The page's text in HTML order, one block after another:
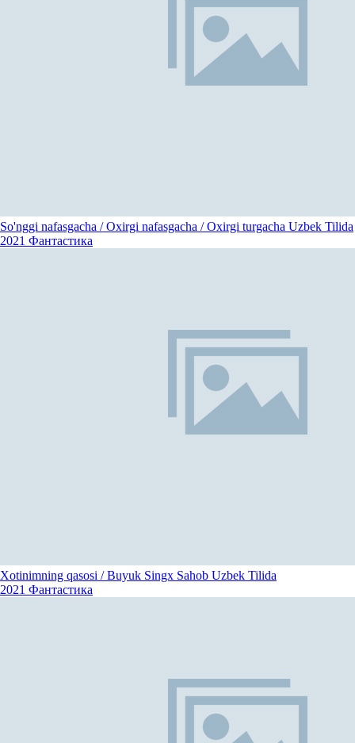
So'nggi nafasgacha / Oxirgi nafasgacha / Oxirgi turgacha Uzbek Tilida
2021 Фантастика
Xotinimning qasosi / Buyuk Singx Sahob Uzbek Tilida
2021 Фантастика